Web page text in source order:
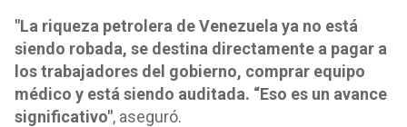
"La riqueza petrolera de Venezuela ya no está
siendo robada, se destina directamente a pagar a
los trabajadores del gobierno, comprar equipo
médico y está siendo auditada. “Eso es un avance
significativo", aseguró.